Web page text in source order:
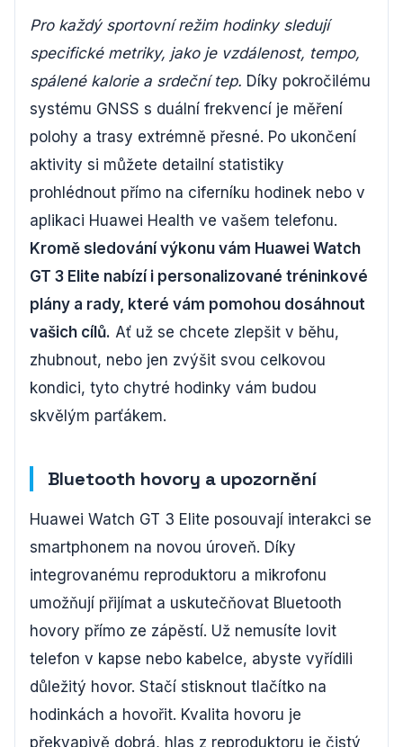
Pro každý sportovní režim hodinky sledují
specifické metriky, jako je vzdálenost, tempo,
spálené kalorie a srdeční tep. Díky pokročilému
systému GNSS s duální frekvencí je měření
polohy a trasy extrémně přesné. Po ukončení
aktivity si můžete detailní statistiky
prohlédnout přímo na ciferníku hodinek nebo v
aplikaci Huawei Health ve vašem telefonu.
Kromě sledování výkonu vám Huawei Watch
GT 3 Elite nabízí i personalizované tréninkové
plány a rady, které vám pomohou dosáhnout
vašich cílů. Ať už se chcete zlepšit v běhu,
zhubnout, nebo jen zvýšit svou celkovou
kondici, tyto chytré hodinky vám budou
skvělým parťákem.
Bluetooth hovory a upozornění
Huawei Watch GT 3 Elite posouvají interakci se
smartphonem na novou úroveň. Díky
integrovanému reproduktoru a mikrofonu
umožňují přijímat a uskutečňovat Bluetooth
hovory přímo ze zápěstí. Už nemusíte lovit
telefon v kapse nebo kabelce, abyste vyřídili
důležitý hovor. Stačí stisknout tlačítko na
hodinkách a hovořit. Kvalita hovoru je
překvapivě dobrá, hlas z reproduktoru je čistý